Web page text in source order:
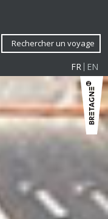
Rechercher un voyage
FR EN